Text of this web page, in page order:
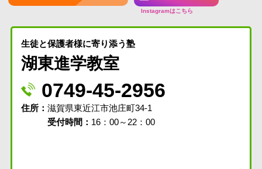
Instagramはこちら
生徒と保護者様に寄り添う塾
湖東進学教室
0749-45-2956
住所
滋賀県東近江市池庄町34-1
受付時間： 16：00～22：00